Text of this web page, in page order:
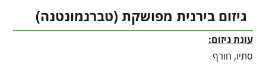
גיזום בירנית מפושקת (טברנמונטנה)
עונת גיזום:
סתיו, חורף